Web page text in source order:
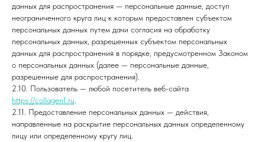
данных для распространения — персональные данные, доступ
неограниченного круга лиц к которым предоставлен субъектом
персональных данных путем дачи согласия на обработку
персональных данных, разрешенных субъектом персональных
данных для распространения в порядке, предусмотренном Законом
о персональных данных (далее — персональные данные,
разрешенные для распространения).
2.10. Пользователь — любой посетитель веб-сайта
https://collagen1.ru
2.11. Предоставление персональных данных — действия,
направленные на раскрытие персональных данных определенному
лицу или определенному кругу лиц.